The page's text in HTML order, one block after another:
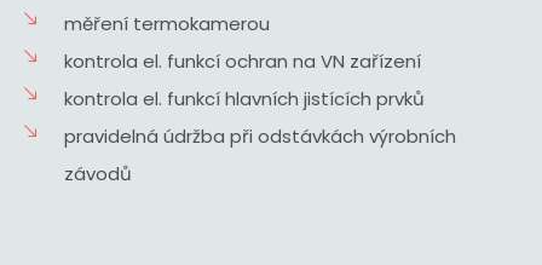
měření termokamerou
kontrola el. funkcí ochran na VN zařízení
kontrola el. funkcí hlavních jistících prvků
pravidelná údržba při odstávkách výrobních
závodů